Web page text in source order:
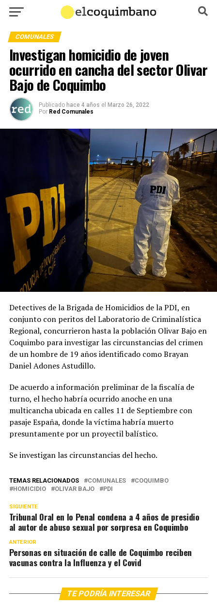
COMUNALES
Investigan homicidio de joven
ocurrido en cancha del sector Olivar
Bajo de Coquimbo
Publicado hace 4 años el Marzo 26, 2022
Por Red Comunales
Detectives de la Brigada de Homicidios de la PDI, en
conjunto con peritos del Laboratorio de Criminalística
Regional, concurrieron hasta la población Olivar Bajo en
Coquimbo para investigar las circunstancias del crimen
de un hombre de 19 años identificado como Brayan
Daniel Adones Astudillo.
De acuerdo a información preliminar de la fiscalía de
turno, el hecho habría ocurrido anoche en una
multicancha ubicada en calles 11 de Septiembre con
pasaje España, donde la víctima habría muerto
presuntamente por un proyectil balístico.
Se investigan las circunstancias del hecho.
TEMAS RELACIONADOS COMUNALES
COQUIMBO
HOMICIDIO
OLIVAR BAJO PDI
SIGUIENTE
Tribunal Oral en lo Penal condena a 4 años de presidio
al autor de abuso sexual por sorpresa en Coquimbo
ANTERIOR
Personas en situación de calle de Coquimbo reciben
vacunas contra la Influenza y el Covid
TE PODRÍA INTERESAR